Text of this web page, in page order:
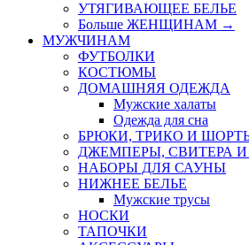
УТЯГИВАЮЩЕЕ БЕЛЬЕ
Больше ЖЕНЩИНАМ →
МУЖЧИНАМ
ФУТБОЛКИ
КОСТЮМЫ
ДОМАШНЯЯ ОДЕЖДА
Мужские халаты
Одежда для сна
БРЮКИ, ТРИКО И
ДЖЕМПЕРЫ, СВИТЕРА
НАБОРЫ ДЛЯ САУНЫ
НИЖНЕЕ БЕЛЬЕ
Мужские трусы
НОСКИ
ТАПОЧКИ